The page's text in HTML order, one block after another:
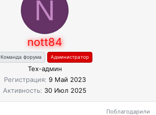
N
nott84
Команда форума Администратор
Тех-админ
Регистрация 9 Май 2023
Активность 30 Июл 2025
Поблагодарили